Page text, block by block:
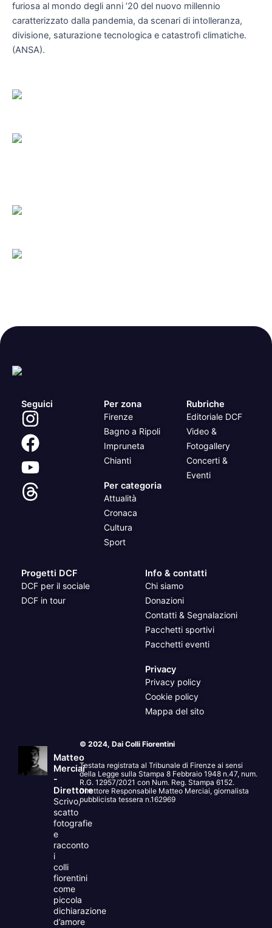
furiosa al mondo degli anni ’20 del nuovo millennio
caratterizzato dalla pandemia, da scenari di intolleranza,
divisione, saturazione tecnologica e catastrofi climatiche.
(ANSA).
Seguici Per zona
Firenze
Bagno a Ripoli
Impruneta
Chianti
Per categoria
Attualità
Cronaca
Cultura
Sport
Rubriche
Editoriale DCF
Video &
Fotogallery
Concerti &
Eventi
Progetti DCF
DCF per il sociale
DCF in tour
Info & contatti
Chi siamo
Donazioni
Contatti & Segnalazioni
Pacchetti sportivi
Pacchetti eventi
Privacy
Privacy policy
Cookie policy
Mappa del sito
Matteo
Merciai
-
Direttore
Scrivo,
scatto
fotografie
e
racconto
i
colli
fiorentini
come
piccola
dichiarazione
d’amore
© 2024, Dai Colli Fiorentini
Testata registrata al Tribunale di Firenze ai sensi
della Legge sulla Stampa 8 Febbraio 1948 n.47, num.
R.G. 12957/2021 con Num. Reg. Stampa 6152.
Direttore Responsabile Matteo Merciai, giornalista
pubblicista tessera n.162969